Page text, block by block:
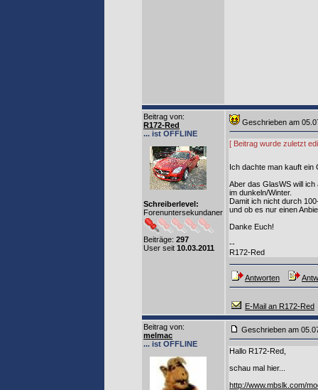
Beitrag von:
R172-Red
... ist OFFLINE
Schreiberlevel:
Forenuntersekundaner
Beiträge: 297
User seit 10.03.2011
Geschrieben am
[ Beitrag wurde zuletzt
Ich dachte man kauft
Aber das GlasWS will
im dunkeln/Winter.
Damit ich nicht durch
und ob es nur einen
Danke Euch!
--
R172-Red
Antworten
E-Mail an R172-Red
Beitrag von:
melmac
... ist OFFLINE
Geschrieben am
Hallo R172-Red,
schau mal hier...
http://www.mbslk.com/